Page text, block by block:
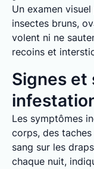
Un examen
insectes bruns,
volent ni ne
recoins et
Signes et
Les symptômes
corps, des
sang sur les
chaque nuit,